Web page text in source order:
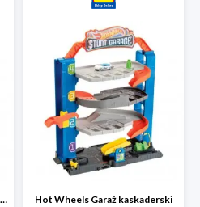
SMOBY Wózek do sprzątania z odkurzaczem Hot Wheels Garaż kaskaderski